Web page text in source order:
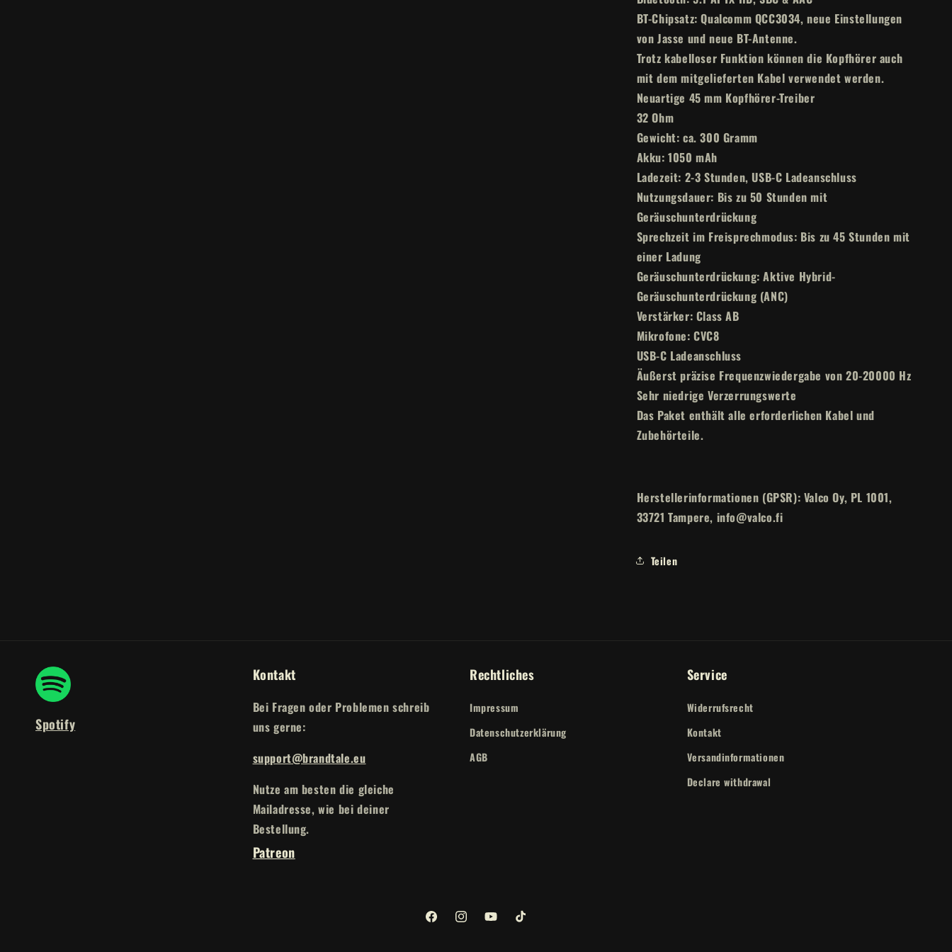
BT-Chipsatz: Qualcomm QCC3034, neue Einstellungen
von Jasse und neue BT-Antenne.
Trotz kabelloser Funktion können die Kopfhörer auch
mit dem mitgelieferten Kabel verwendet werden.
Neuartige 45 mm Kopfhörer-Treiber
32 Ohm
Gewicht: ca. 300 Gramm
Akku: 1050 mAh
Ladezeit: 2-3 Stunden, USB-C Ladeanschluss
Nutzungsdauer: Bis zu 50 Stunden mit
Geräuschunterdrückung
Sprechzeit im Freisprechmodus: Bis zu 45 Stunden mit
einer Ladung
Geräuschunterdrückung: Aktive Hybrid-
Geräuschunterdrückung (ANC)
Verstärker: Class AB
Mikrofone: CVC8
USB-C Ladeanschluss
Äußerst präzise Frequenzwiedergabe von 20-20000 Hz
Sehr niedrige Verzerrungswerte
Das Paket enthält alle erforderlichen Kabel und
Zubehörteile.
Herstellerinformationen (GPSR): Valco Oy, PL 1001,
33721 Tampere, info@valco.fi
Teilen
Spotify
Kontakt
Bei Fragen oder Problemen schreib
uns gerne:
support@brandtale.eu
Nutze am besten die gleiche
Mailadresse, wie bei deiner
Bestellung.
Rechtliches
Impressum
Datenschutzerklärung
AGB
Service
Widerrufsrecht
Kontakt
Versandinformationen
Declare withdrawal
Patreon
FacebookInstagramYouTubeTikTok